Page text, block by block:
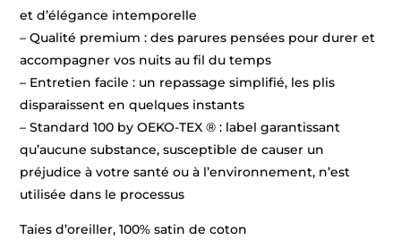
et d’élégance intemporelle
– Qualité premium : des parures pensées pour durer et
accompagner vos nuits au fil du temps
– Entretien facile : un repassage simplifié, les plis
disparaissent en quelques instants
– Standard 100 by OEKO-TEX ® : label garantissant
qu’aucune substance, susceptible de causer un
préjudice à votre santé ou à l’environnement, n’est
utilisée dans le processus
Taies d’oreiller, 100% satin de coton